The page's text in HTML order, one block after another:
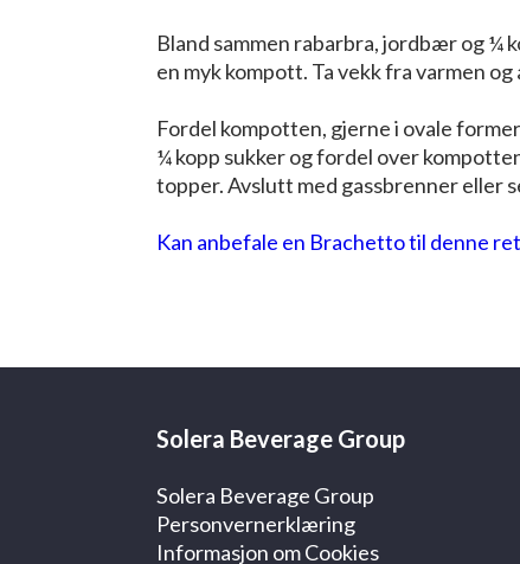
Bland sammen rabarbra, jordbær og ¼
en myk kompott. Ta vekk fra varmen og
Fordel kompotten, gjerne i ovale
¼ kopp sukker og fordel over
topper. Avslutt med gassbrenner eller
Kan anbefale en Brachetto til denne
Solera Beverage Group
Solera Beverage Group
Personvernerklæring
Informasjon om Cookies